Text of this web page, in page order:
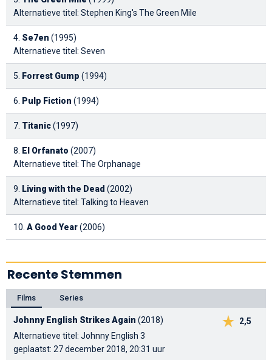
Alternatieve titel: Stephen King's The Green Mile
4. Se7en (1995)
Alternatieve titel: Seven
5. Forrest Gump (1994)
6. Pulp Fiction (1994)
7. Titanic(1997)
8. El Orfanato (2007)
Alternatieve titel: The Orphanage
9. Living with the Dead (2002)
Alternatieve titel: Talking to Heaven
10. A Good Year(2006)
Recente Stemmen
Films Series
2,5
Johnny English Strikes Again (2018)
Alternatieve titel: Johnny English 3
geplaatst: 27 december 2018, 20:31 uur